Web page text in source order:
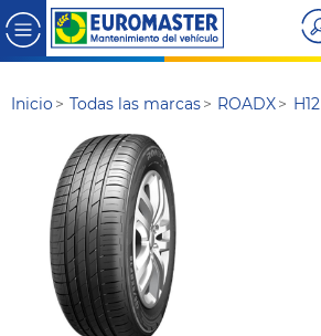
Inicio Todas las marcas ROADX H12